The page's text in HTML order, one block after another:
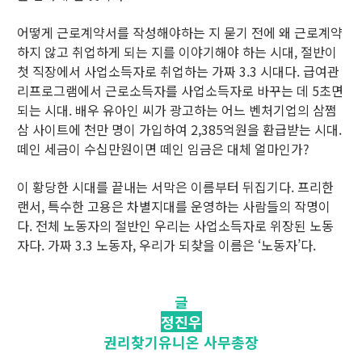
어떻게 근로계약서를 작성해야하는 지 묻기 전에 왜 근로계약
하지 않고 취업하게 되는 지를 이야기해야 하는 시대, 절반이
첫 직장에서 사업소득자로 취업하는 가짜 3.3 시대다. 급여관
리프로그램에서 근로소득자를 사업소득자로 바꾸는 데 5초면
되는 시대. 배우 유아인 씨가 광고하는 어느 벤처기업의 삼쩜
삼 사이트에 천만 명이 가입하여 2,385억원을 환급받는 시대.
떼인 세금이 수십만원이면 떼인 임금은 대체 얼마인가?
이 황당한 시대를 끝내는 서막은 이름부터 뒤집기다. 프리한
랜서, 특수한 고용은 차별지대를 운영하는 사람들의 작명이
다. 전체 노동자의 절반인 우리는 사업소득자로 위장된 노동
자다. 가짜 3.3 노동자, 우리가 되찾을 이름은 ‘노동자’다.
글
정진우
권리찾기유니온 사무총장